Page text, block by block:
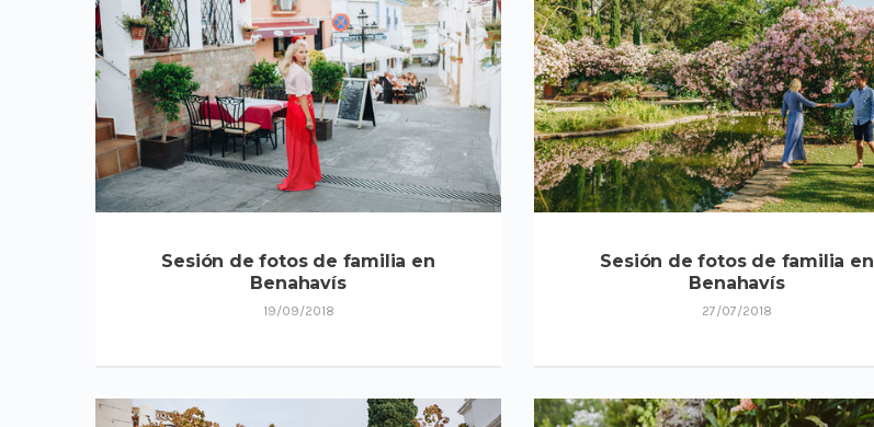
Sesión de fotos de familia en
Benahavís
19/09/2018
Sesión de fotos de familia en
Benahavís
27/07/2018